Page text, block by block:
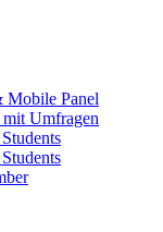
Mobile Panel
Umfragen